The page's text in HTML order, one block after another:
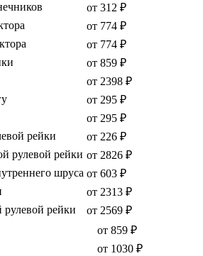
от 312 ₽
от 774 ₽
от 774 ₽
от 859 ₽
от 2398 ₽
от 295 ₽
от 295 ₽
рейки
от 226 ₽
рулевой рейки от 2826 ₽
шруса от 603 ₽
от 2313 ₽
рулевой рейки
от 2569 ₽
от 859 ₽
от 1030 ₽